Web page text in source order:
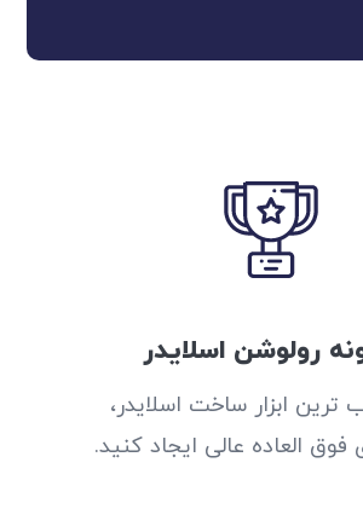
رولوشن اسلایدر
ترین ابزار ساخت اسلایدر،
فوق العاده عالی ایجاد کنید.